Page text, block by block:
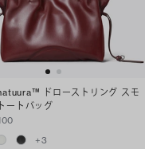
ドローストリング スモ
ートバッグ
+3